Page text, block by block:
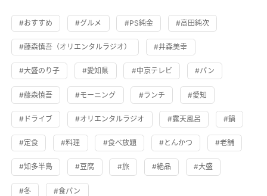
#おすすめ #グルメ #PS純金 #高田純次
#藤森慎吾（オリエンタルラジオ） #井森美幸
#大盛のり子 #愛知県 #中京テレビ #パン
#藤森慎吾 #モーニング #ランチ #愛知
#ドライブ #オリエンタルラジオ #露天風呂 #鍋
#定食 #料理 #食べ放題 #とんかつ #老舗
#知多半島 #豆腐 #旅 #絶品 #大盛
#冬 #食パン